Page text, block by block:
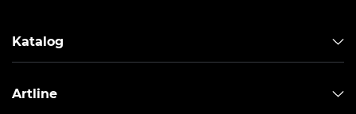
Katalog
Artline